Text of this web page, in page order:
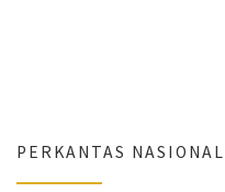
PERKANTAS NASIONAL